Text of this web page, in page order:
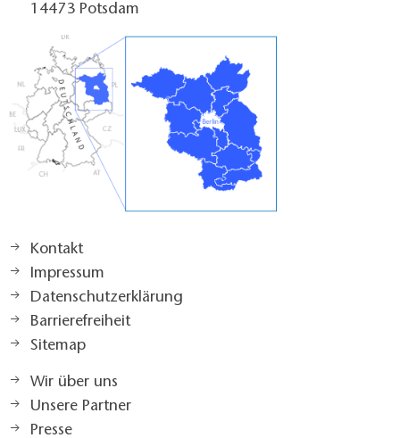
14473 Potsdam
Kontakt
Impressum
Datenschutzerklärung
Barrierefreiheit
Sitemap
Wir über uns
Unsere Partner
Presse